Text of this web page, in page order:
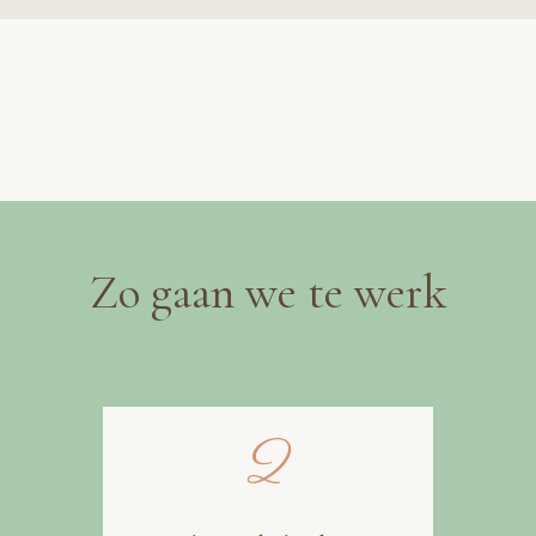
Zo gaan we te werk
2